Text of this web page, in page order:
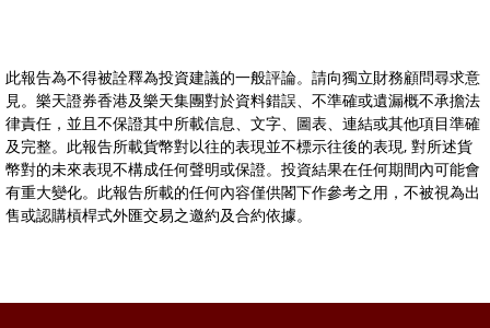
此報告為不得被詮釋為投資建議的一般評論。請向獨立財務顧問尋求意
見。樂天證券香港及樂天集團對於資料錯誤、不準確或遺漏概不承擔法
律責任，並且不保證其中所載信息、文字、圖表、連結或其他項目準確
及完整。此報告所載貨幣對以往的表現並不標示往後的表現, 對所述貨
幣對的未來表現不構成任何聲明或保證。投資結果在任何期間內可能會
有重大變化。此報告所載的任何內容僅供閣下作參考之用，不被視為出
售或認購槓桿式外匯交易之邀約及合約依據。